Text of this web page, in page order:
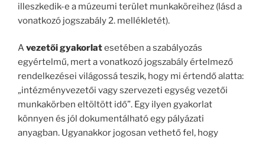
illeszkedik-e a múzeumi terület munkaköreihez (lásd a
vonatkozó jogszabály 2. mellékletét).
Avezetői gyakorlatesetében a szabályozás
egyértelmű, mert a vonatkozó jogszabály értelmező
rendelkezései világossá teszik, hogy mi értendő alatta:
„intézményvezetői vagy szervezeti egység vezetői
munkakörben eltöltött idő”. Egy ilyen gyakorlat
könnyen és jól dokumentálható egy pályázati
anyagban. Ugyanakkor jogosan vethető fel, hogy